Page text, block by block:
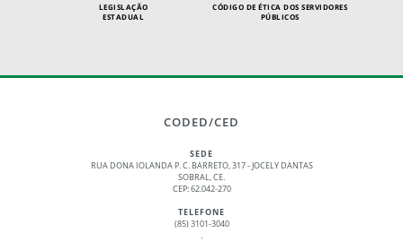
LEGISLAÇÃO
ESTADUAL
CÓDIGO DE ÉTICA DOS SERVIDORES
PÚBLICOS
CODED/CED
SEDE
RUA DONA IOLANDA P. C. BARRETO, 317 - JOCELY DANTAS
SOBRAL, CE.
CEP: 62.042-270
TELEFONE
(85) 3101-3040
.